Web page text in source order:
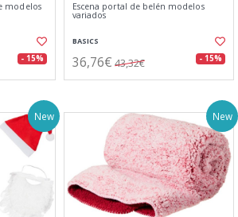
modelos
- 15%
Escena portal de belén modelos
variados
BASICS
36,76€ 43,32€ - 15%
New New